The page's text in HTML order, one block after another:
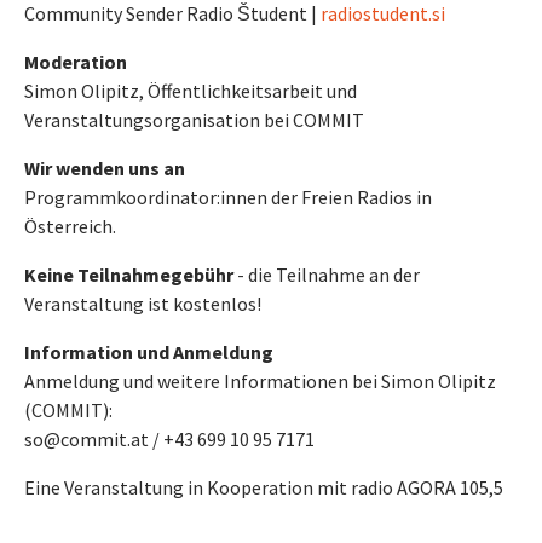
Community Sender Radio Študent | radiostudent.si
Moderation
Simon Olipitz, Öffentlichkeitsarbeit und
Veranstaltungsorganisation bei COMMIT
Wir wenden uns an
Programmkoordinator:innen der Freien Radios in
Österreich.
Keine Teilnahmegebühr- die Teilnahme an der
Veranstaltung ist kostenlos!
Information und Anmeldung
Anmeldung und weitere Informationen bei Simon Olipitz
(COMMIT):
so@commit.at / +43 699 10 95 7171
Eine Veranstaltung in Kooperation mit radio AGORA 105,5